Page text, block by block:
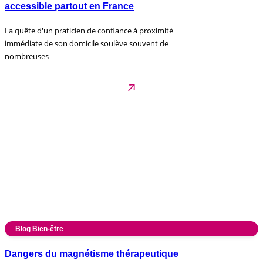
accessible partout en France
La quête d'un praticien de confiance à proximité
immédiate de son domicile soulève souvent de
nombreuses
Blog Bien-être
Dangers du magnétisme thérapeutique